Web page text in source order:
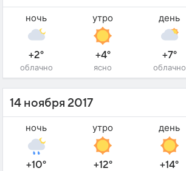
ночь
+2°
облачно
утро
+4°
ясно
день
+7°
облачно
14 ноября 2017
ночь
+10°
утро
+12°
день
+14°